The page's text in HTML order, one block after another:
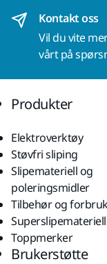
Kontakt oss
Vil du vite
vårt på
Produkter
Elektroverktøy
Støvfri sliping
Slipemateriell og
poleringsmidler
Tilbehør og
Superslipemateriell
Toppmerker
Brukerstøtte